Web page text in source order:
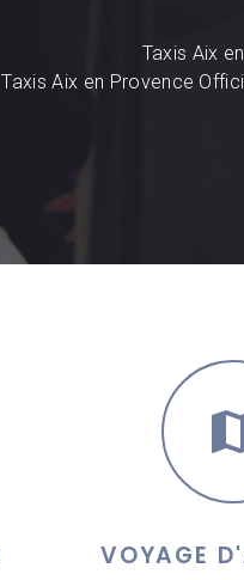
Taxis Aix
Taxis Aix en Provence
VOYAGE